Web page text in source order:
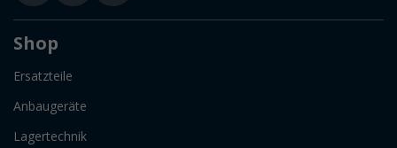
Shop
Ersatzteile
Anbaugeräte
Lagertechnik